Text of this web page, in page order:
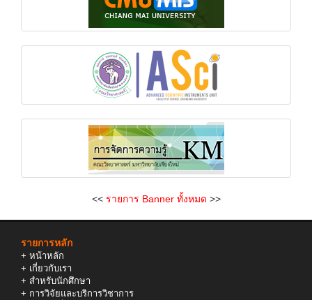
<< รายการ Banner ทั้งหมด >>
รายการหลัก
+ หน้าหลัก
+ เกี่ยวกับเรา
+ สำหรับนักศึกษา
+ การวิจัยและบริการวิชาการ